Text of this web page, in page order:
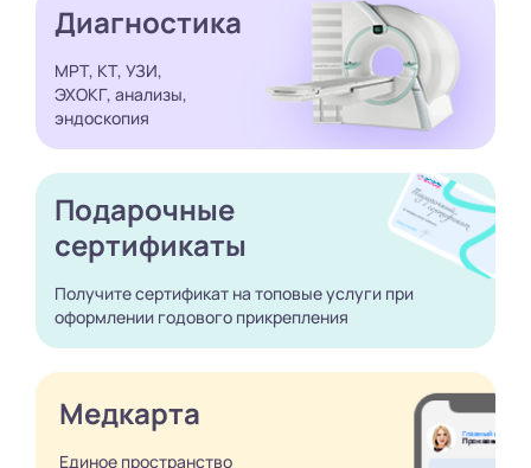
Диагностика
МРТ, КТ, УЗИ,
ЭХОКГ, анализы,
эндоскопия
Подарочные
сертификаты
Получите сертификат на топовые услуги при
оформлении годового прикрепления
Медкарта
Единое пространство